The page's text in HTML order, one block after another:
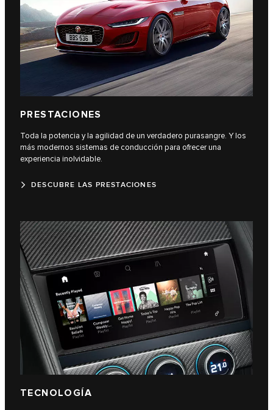
PRESTACIONES
Toda la potencia y la agilidad de un verdadero purasangre. Y los
más modernos sistemas de conducción para ofrecer una
experiencia inolvidable.
DESCUBRE LAS PRESTACIONES
TECNOLOGÍA